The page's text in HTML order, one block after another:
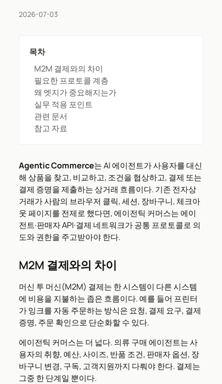
2026-07-03
목차
M2M 결제와의 차이
필요한 프로토콜 계층
왜 엣지가 중요해지는가
실무 적용 포인트
관련 문서
참고 자료
Agentic Commerce는 AI 에이전트가 사용자를 대신
해 상품을 찾고, 비교하고, 조건을 협상하고, 결제 또는
결제 증명을 제출하는 상거래 흐름이다. 기존 전자상
거래가 사람의 브라우저 클릭, 세션, 장바구니, 체크아
웃 페이지를 전제로 했다면, 에이전틱 커머스는 에이
전트·판매자 API·결제 네트워크가 공통 프로토콜로 의
도와 권한을 주고받아야 한다.
M2M 결제와의 차이
머신 투 머신(M2M) 결제는 한 시스템이 다른 시스템
에 비용을 지불하는 좁은 흐름이다. 예를 들어 프린터
가 잉크를 자동 주문하는 방식은 요청, 결제 요구, 결제
증명, 주문 확인으로 단순화할 수 있다.
에이전틱 커머스는 더 넓다. 의류 구매 에이전트는 사
용자의 취향, 예산, 사이즈, 반품 조건, 판매자 옵션, 장
바구니 변경, 구독, 고객지원까지 다뤄야 한다. 결제는
그중 한 단계일 뿐이다.